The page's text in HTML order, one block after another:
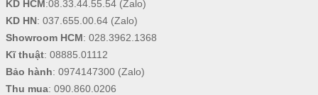
KD HCM:08.33.44.55.54(Zalo)
KD HN: 037.655.00.64(Zalo)
Showroom HCM: 028.3962.1368
Kĩ thuật: 08885.01112
Bảo hành: 0974147300(Zalo)
Thu mua: 090.860.0206